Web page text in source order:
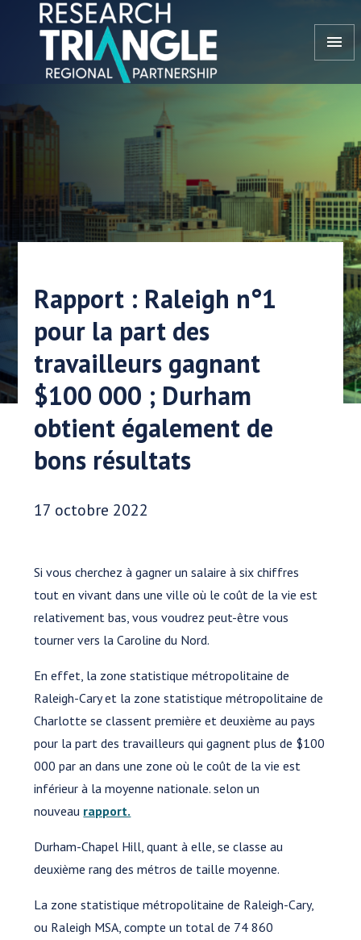
Aller au contenu
menu
Rapport : Raleigh n°1
pour la part des
travailleurs gagnant
$100 000 ; Durham
obtient également de
bons résultats
Date publiée:
17 octobre 2022
Si vous cherchez à gagner un salaire à six chiffres
tout en vivant dans une ville où le coût de la vie est
relativement bas, vous voudrez peut-être vous
tourner vers la Caroline du Nord.
En effet, la zone statistique métropolitaine de
Raleigh-Cary et la zone statistique métropolitaine de
Charlotte se classent première et deuxième au pays
pour la part des travailleurs qui gagnent plus de $100
000 par an dans une zone où le coût de la vie est
inférieur à la moyenne nationale. selon un
nouveau rapport.
Durham-Chapel Hill, quant à elle, se classe au
deuxième rang des métros de taille moyenne.
La zone statistique métropolitaine de Raleigh-Cary,
ou Raleigh MSA, compte un total de 74 860